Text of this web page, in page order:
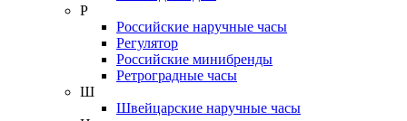
Р
Российские наручные часы
Регулятор
Российские минибренды
Ретроградные часы
Ш
Швейцарские наручные часы